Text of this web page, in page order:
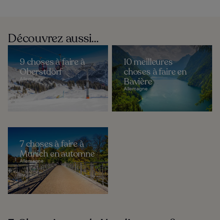
Découvrez aussi...
9 choses à faire à
Oberstdorf
Allemagne
10 meilleures
choses à faire en
Bavière
Allemagne
7 choses à faire à
Munich en automne
Allemagne